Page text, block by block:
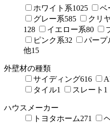
ホワイト系1025 ベ
グレー系585 クリ
128
イエロー系80
ピンク系32 パープ
他15
外壁材の種類
サイディング616
タイル1 スレート 1
ハウスメーカー
トヨタホーム271